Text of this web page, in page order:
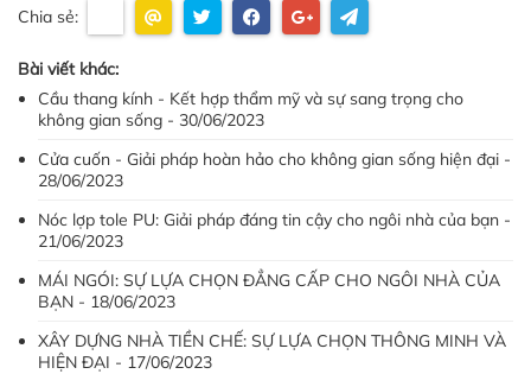
Chia sẻ:
Bài viết khác:
Cầu thang kính - Kết hợp thẩm mỹ và sự sang trọng cho
không gian sống - 30/06/2023
Cửa cuốn - Giải pháp hoàn hảo cho không gian sống hiện đại -
28/06/2023
Nóc lợp tole PU: Giải pháp đáng tin cậy cho ngôi nhà của bạn -
21/06/2023
MÁI NGÓI: SỰ LỰA CHỌN ĐẲNG CẤP CHO NGÔI NHÀ CỦA
BẠN - 18/06/2023
XÂY DỰNG NHÀ TIỀN CHẾ: SỰ LỰA CHỌN THÔNG MINH VÀ
HIỆN ĐẠI - 17/06/2023